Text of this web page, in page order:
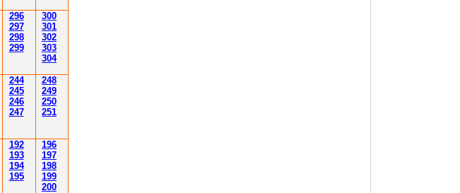
296
297
298
299
300
301
302
303
304
244
245
246
247
248
249
250
251
192
193
194
195
196
197
198
199
200